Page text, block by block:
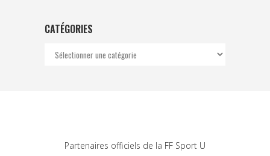
CATÉGORIES
Catégories
Partenaires officiels de la FF Sport U